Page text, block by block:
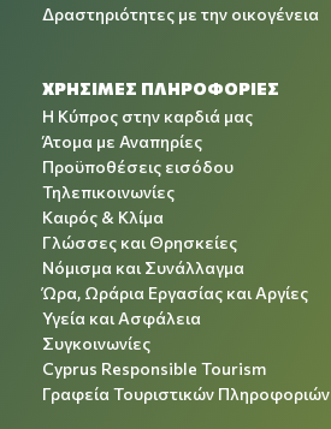
Δραστηριότητες με την οικογένεια
ΧΡΉΣΙΜΕΣ ΠΛΗΡΟΦΟΡΊΕΣ
Η Κύπρος στην καρδιά μας
Άτομα με Αναπηρίες
Προϋποθέσεις εισόδου
Τηλεπικοινωνίες
Καιρός & Κλίμα
Γλώσσες και Θρησκείες
Νόμισμα και Συνάλλαγμα
Ώρα, Ωράρια Εργασίας και Αργίες
Υγεία και Ασφάλεια
Συγκοινωνίες
Cyprus Responsible Tourism
Γραφεία Τουριστικών Πληροφοριών